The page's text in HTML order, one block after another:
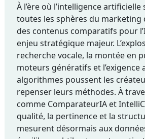
À l’ère où l’intelligence artificielle
toutes les sphères du
des contenus comparatifs pour
enjeu stratégique majeur.
recherche vocale, la montée en
moteurs génératifs et l’exigence
algorithmes poussent les
repenser leurs méthodes. À
comme ComparateurIA et
qualité, la pertinence et la
mesurent désormais aux